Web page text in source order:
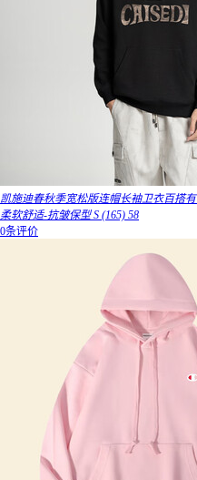
凯施迪春秋季宽松版连帽长袖卫衣百搭
柔软舒适-抗皱保型 S (165) 58
0条评价